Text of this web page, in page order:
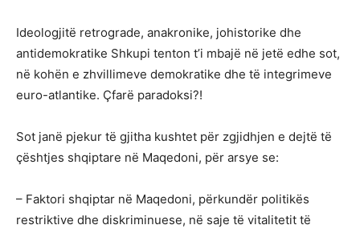
Ideologjitë retrograde, anakronike, johistorike dhe
antidemokratike Shkupi tenton t’i mbajë në jetë edhe sot,
në kohën e zhvillimeve demokratike dhe të integrimeve
euro-atlantike. Çfarë paradoksi?!
Sot janë pjekur të gjitha kushtet për zgjidhjen e dejtë të
çështjes shqiptare në Maqedoni, për arsye se:
– Faktori shqiptar në Maqedoni, përkundër politikës
restriktive dhe diskriminuese, në saje të vitalitetit të